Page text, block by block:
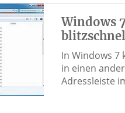
Windows
In Windows 7
in einen
Adressleiste